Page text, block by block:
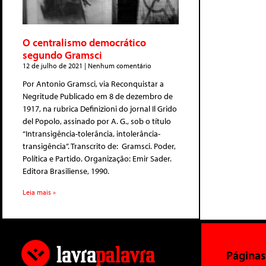
O centralismo democrático
segundo Gramsci
12 de julho de 2021 Nenhum comentário
Por Antonio Gramsci, via Reconquistar a
Negritude Publicado em 8 de dezembro de
1917, na rubrica Definizioni do jornal Il Grido
del Popolo, assinado por A. G., sob o título
“Intransigência-tolerância, intolerância-
transigência”. Transcrito de: Gramsci. Poder,
Política e Partido. Organização: Emir Sader.
Editora Brasiliense, 1990.
Leia mais »
Páginas